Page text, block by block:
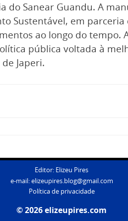
do Sanear Guandu. A
Sustentável, em
ao longo do tempo.
pública voltada à
Japeri.
Editor: Elizeu Pires
e-mail:elizeupires.blog@gmail.com
Política de privacidade
© 2026 elizeupires.com